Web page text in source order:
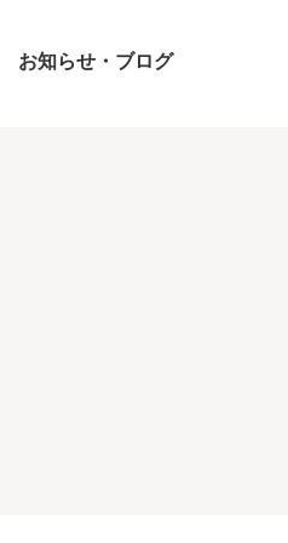
お知らせ・ブログ